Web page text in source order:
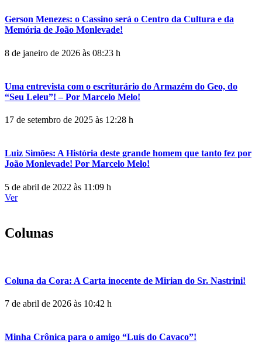
Gerson Menezes: o Cassino será o Centro da Cultura e da
Memória de João Monlevade!
8 de janeiro de 2026 às 08:23 h
Uma entrevista com o escriturário do Armazém do Geo, do
“Seu Leleu”! – Por Marcelo Melo!
17 de setembro de 2025 às 12:28 h
Luiz Simões: A História deste grande homem que tanto fez por
João Monlevade! Por Marcelo Melo!
5 de abril de 2022 às 11:09 h
Ver
Colunas
Coluna da Cora: A Carta inocente de Mirian do Sr. Nastrini!
7 de abril de 2026 às 10:42 h
Minha Crônica para o amigo “Luís do Cavaco”!